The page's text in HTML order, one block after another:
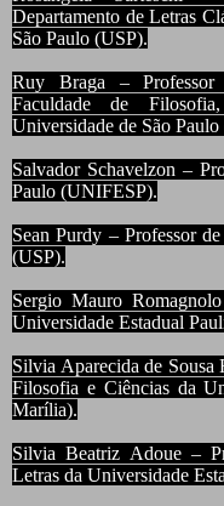
Departamento de Letras
São Paulo (USP).
Ruy Braga – Professor
Faculdade de
Universidade de São
Salvador Schavelzon –
Paulo (UNIFESP).
Sean Purdy – Professor
(USP).
Sergio Mauro
Universidade Estadual
Silvia Aparecida de Sousa
Filosofia e Ciências da
Marília).
Silvia Beatriz Adoue –
Letras da Universidade